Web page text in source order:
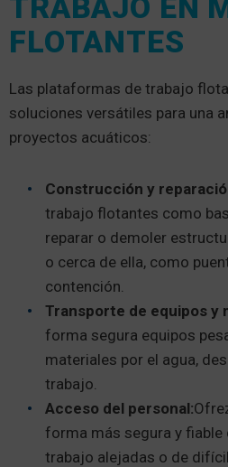
TRABAJO EN
FLOTANTES
Las plataformas de trabajo
soluciones versátiles para una
proyectos acuáticos:
Construcción y
trabajo flotantes como
reparar o demoler
o cerca de ella, como
contención.
Transporte de equipos y
forma segura equipos
materiales por el agua,
trabajo.
Acceso del personal:
forma más segura y fiable
trabajo alejadas o de